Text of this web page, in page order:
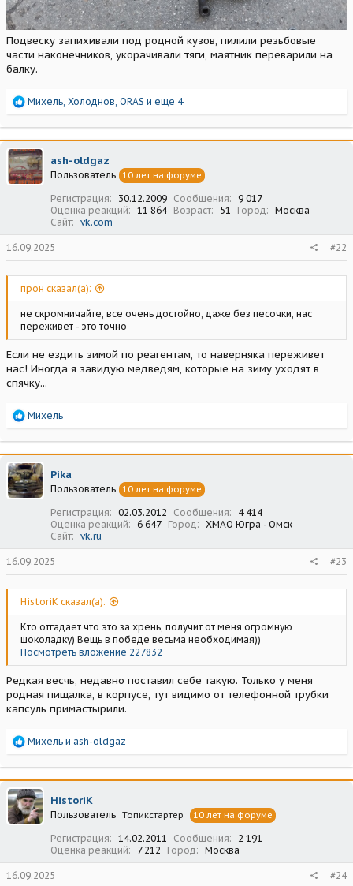
Подвеску запихивали под родной кузов, пилили резьбовые
части наконечников, укорачивали тяги, маятник переварили на
балку.
Р
а
к
ц
и
и
Михель, Холоднов, ORAS и еще 4
ash-oldgaz
Пользователь 10 лет на форуме
Регистрация 30.12.2009 Сообщения
9 017
Оценка реакций
11 864 Возраст 51 Город
Москва
Сайт
vk.com
16.09.2025 #22
прон сказал(а):
не скромничайте, все очень достойно, даже без песочки, нас
переживет - это точно
Если не ездить зимой по реагентам, то наверняка переживет
нас! Иногда я завидую медведям, которые на зиму уходят в
спячку...
Р
а
к
ц
и
и
Михель
Pika
Пользователь 10 лет на форуме
Регистрация 02.03.2012 Сообщения
4 414
Оценка реакций
6 647 Город
ХМАО Югра - Омск
Сайт
vk.ru
16.09.2025 #23
HistoriK сказал(а):
Кто отгадает что это за хрень, получит от меня огромную
шоколадку) Вещь в победе весьма необходимая))
Посмотреть вложение 227832
Редкая весчь, недавно поставил себе такую. Только у меня
родная пищалка, в корпусе, тут видимо от телефонной трубки
капсуль примастырили.
Р
а
к
ц
и
и
Михель и ash-oldgaz
HistoriK
Пользователь Топикстартер 10 лет на форуме
Регистрация 14.02.2011 Сообщения
2 191
Оценка реакций
7 212 Город Москва
16.09.2025 #24